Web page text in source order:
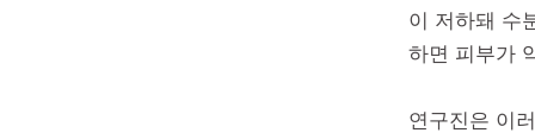
이 저하돼 수
하면 피부가
연구진은 이